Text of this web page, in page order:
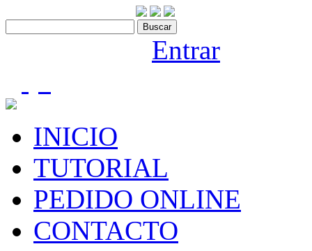
Entrar
INICIO
TUTORIAL
PEDIDO ONLINE
CONTACTO